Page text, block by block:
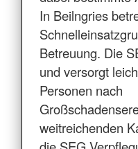
In Beilngries
Betreuung. Die
und versorgt
Personen nach
weitreichenden